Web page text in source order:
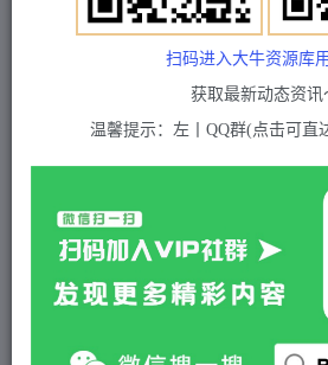
创的问题
5 积分
黄金会员 免费
付费资源
扫码进入大牛资源库
获取最新动态资讯
温馨提示：左丨QQ群(点击可直